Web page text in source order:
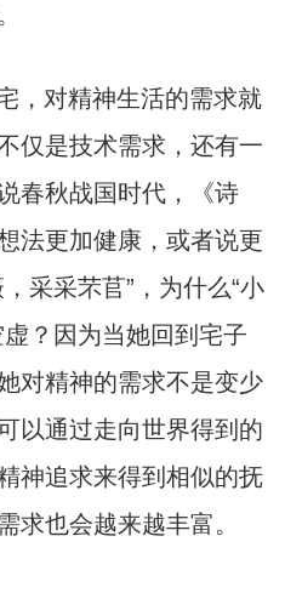
，对精神生活的需求就
仅是技术需求，还有一
春秋战国时代，《诗
法更加健康，或者说更
采采芣苢”，为什么“小
？因为当她回到宅子
对精神的需求不是变少
以通过走向世界得到的
神追求来得到相似的抚
求也会越来越丰富。